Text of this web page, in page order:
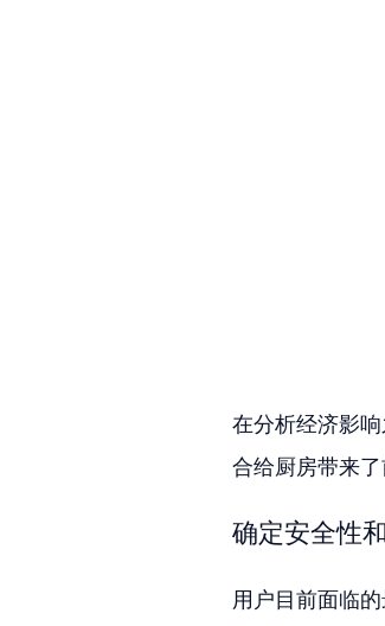
在分析经济影
合给厨房带来了
确定安全性
用户目前面临